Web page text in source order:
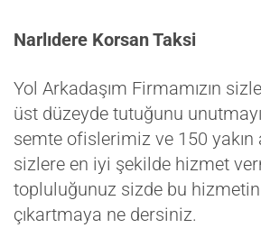
Narlıdere Korsan Taksi
Yol Arkadaşım Firmamızın
üst düzeyde tutuğunu
semte ofislerimiz ve 150 yakın
sizlere en iyi şekilde hizmet
topluluğunuz sizde bu
çıkartmaya ne dersiniz.